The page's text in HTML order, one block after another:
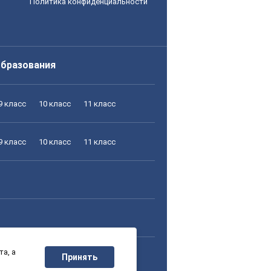
класс 10 класс 11 класс
класс 10 класс 11 класс
класс 10 класс 11 класс
а
Принять